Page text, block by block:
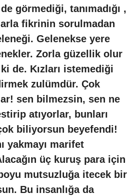
görmediği, tanımadığı ,
fikrinin sorulmadan
Gelenekse yere
Zorla güzellik olur
de. Kızları istemediği
zulümdür. Çok
sen bilmezsin, sen ne
atıyorlar, bunları
biliyorsun beyefendi!
yakmayı marifet
üç kuruş para için
mutsuzluğa itecek bir
Bu insanlığa da